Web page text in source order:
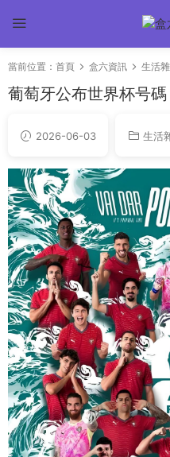
當前位置： 首頁 盒六資訊 生活
葡萄牙公布世界杯号碼
2026-06-03 生活